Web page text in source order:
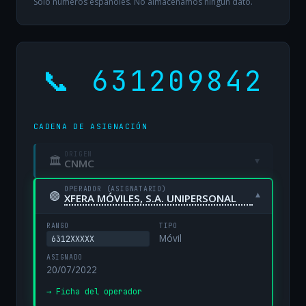
📞 631209842
CADENA DE ASIGNACIÓN
🏛 ORIGEN
CNMC ▾
🟢 OPERADOR (ASIGNATARIO)
XFERA MÓVILES, S.A. UNIPERSONAL ▾
RANGO
6312XXXXX
TIPO
Móvil
ASIGNADO
20/07/2022
→ Ficha del operador